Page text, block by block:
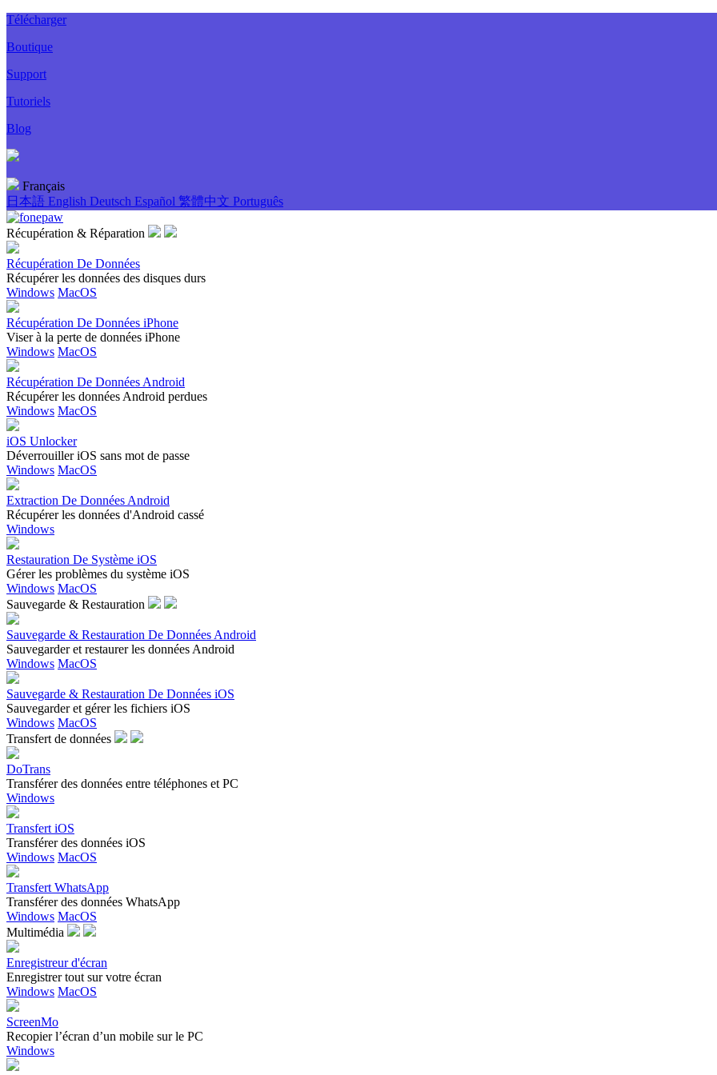
Télécharger
Boutique
Support
Tutoriels
Blog
Français
日本語 English Deutsch Español 繁體中文 Português
Récupération & Réparation
Récupération De Données
Récupérer les données des disques durs
Windows MacOS
Récupération De Données iPhone
Viser à la perte de données iPhone
Windows MacOS
Récupération De Données Android
Récupérer les données Android perdues
Windows MacOS
iOS Unlocker
Déverrouiller iOS sans mot de passe
Windows MacOS
Extraction De Données Android
Récupérer les données d'Android cassé
Windows
Restauration De Système iOS
Gérer les problèmes du système iOS
Windows MacOS
Sauvegarde & Restauration
Sauvegarde & Restauration De Données Android
Sauvegarder et restaurer les données Android
Windows MacOS
Sauvegarde & Restauration De Données iOS
Sauvegarder et gérer les fichiers iOS
Windows MacOS
Transfert de données
DoTrans
Transférer des données entre téléphones et PC
Windows
Transfert iOS
Transférer des données iOS
Windows MacOS
Transfert WhatsApp
Transférer des données WhatsApp
Windows MacOS
Multimédia
Enregistreur d'écran
Enregistrer tout sur votre écran
Windows MacOS
ScreenMo
Recopier l’écran d’un mobile sur le PC
Windows